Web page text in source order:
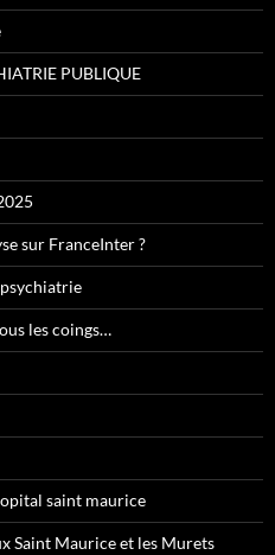
PUBLIQUE
sur FranceInter ?
les coings…
saint maurice
Saint Maurice et les Murets